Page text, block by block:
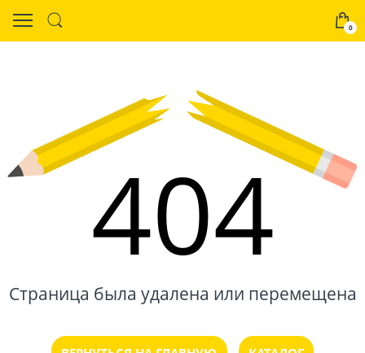
0
404
Страница была удалена или перемещена